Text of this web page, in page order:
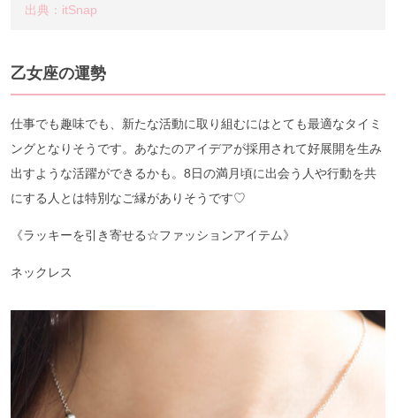
出典：itSnap
乙女座の運勢
仕事でも趣味でも、新たな活動に取り組むにはとても最適なタイミ
ングとなりそうです。あなたのアイデアが採用されて好展開を生み
出すような活躍ができるかも。8日の満月頃に出会う人や行動を共
にする人とは特別なご縁がありそうです♡
《ラッキーを引き寄せる☆ファッションアイテム》
ネックレス